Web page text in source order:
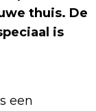
thuis. De
is
een